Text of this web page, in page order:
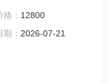
： 12800
： 2026-07-21